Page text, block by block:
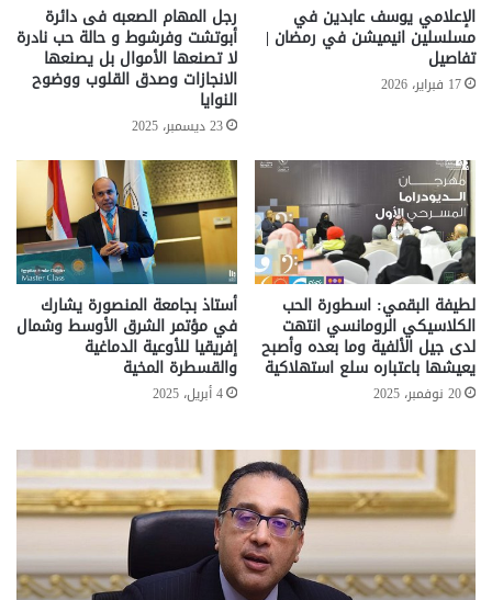
الإعلامي يوسف عابدين في
مسلسلين انيميشن في رمضان |
تفاصيل
17 فبراير، 2026
رجل المهام الصعبه فى دائرة
أبوتشت وفرشوط و حالة حب نادرة
لا تصنعها الأموال بل يصنعها
الانجازات وصدق القلوب ووضوح
النوايا
23 ديسمبر، 2025
لطيفة البقمي: اسطورة الحب
الكلاسيكي الرومانسي انتهت
لدى جيل الألفية وما بعده وأصبح
يعيشها باعتباره سلع استهلاكية
20 نوفمبر، 2025
أستاذ بجامعة المنصورة يشارك
في مؤتمر الشرق الأوسط وشمال
إفريقيا للأوعية الدماغية
والقسطرة المخية
4 أبريل، 2025
تحركات
حكومية
لحسم
قانون
القديم..والبرلمان:
..